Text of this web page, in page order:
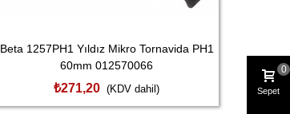
Beta 1257PH1 Yıldız Mikro Tornavida PH1
60mm 012570066
₺271,20 (KDV dahil) Sepet
0